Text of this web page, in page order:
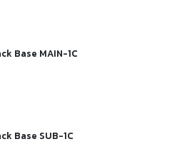
Base MAIN-1C
Base SUB-1C